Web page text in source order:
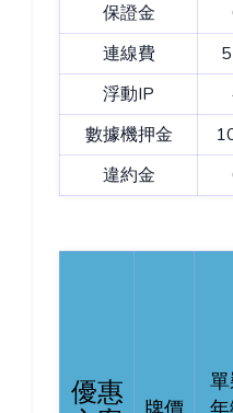
保證金
連線費
浮動IP
數據機押金
違約金
優惠